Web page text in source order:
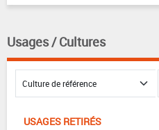
Usages / Cultures
USAGES RETIRÉS